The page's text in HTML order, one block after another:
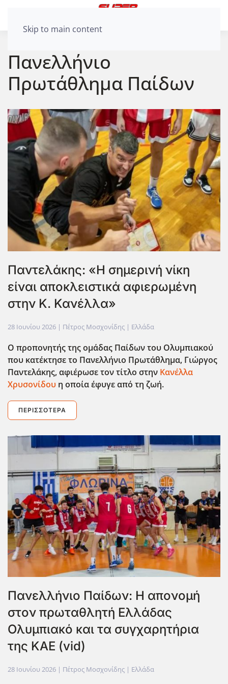
Skip to main content
Πανελλήνιο
Πρωτάθλημα Παίδων
Παντελάκης: «Η σημερινή νίκη
είναι αποκλειστικά αφιερωμένη
στην Κ. Κανέλλα»
28 Ιουνίου 2026 | Πέτρος Μοσχονίδης | Ελλάδα
Ο προπονητής της ομάδας Παίδων του Ολυμπιακού
που κατέκτησε το Πανελλήνιο Πρωτάθλημα, Γιώργος
Παντελάκης, αφιέρωσε τον τίτλο στην Κανέλλα
Χρυσονίδου η οποία έφυγε από τη ζωή.
ΠΕΡΙΣΣΌΤΕΡΑ
Πανελλήνιο Παίδων: Η απονομή
στον πρωταθλητή Ελλάδας
Ολυμπιακό και τα συγχαρητήρια
της ΚΑΕ (vid)
28 Ιουνίου 2026 | Πέτρος Μοσχονίδης | Ελλάδα